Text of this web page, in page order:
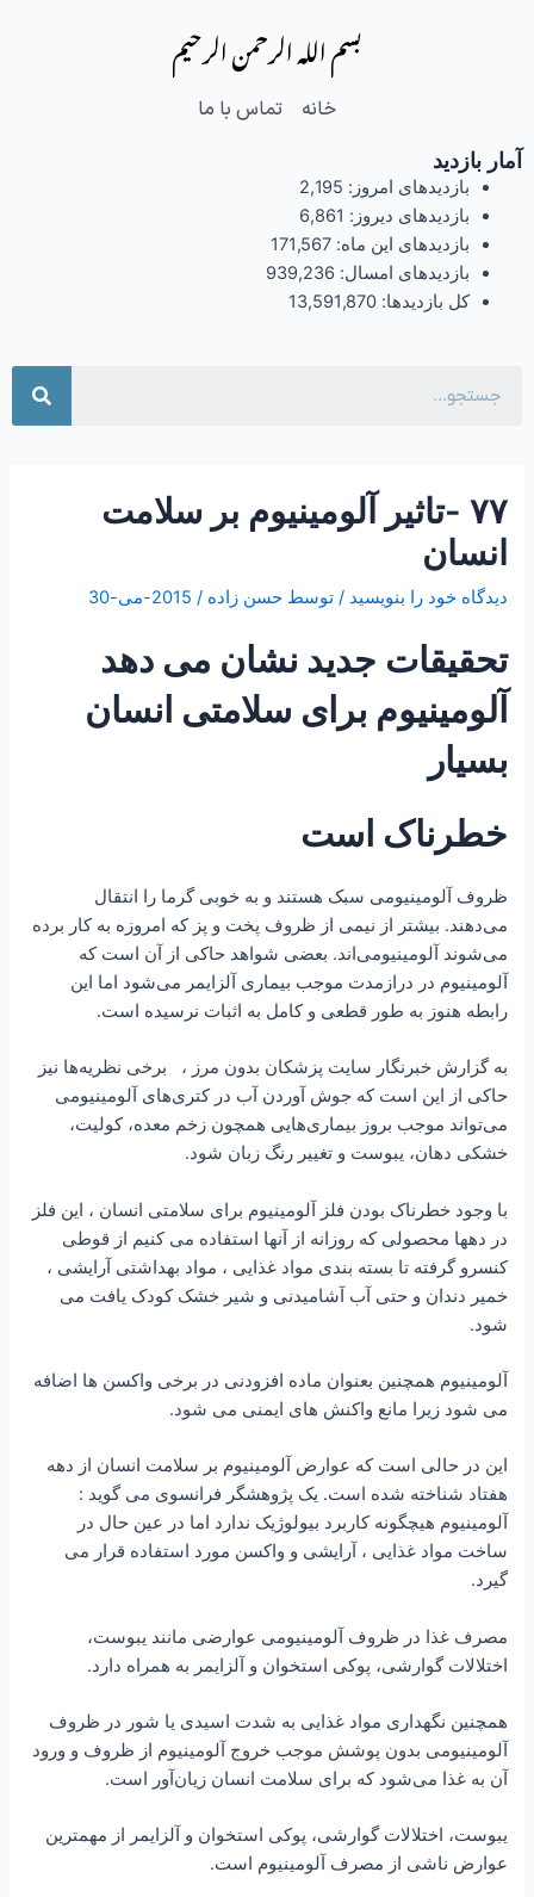
بسم الله الرحمن الرحیم
خانه تماس با ما
آمار بازدید
بازدیدهای امروز: 2,195
بازدیدهای دیروز: 6,861
بازدیدهای این ماه: 171,567
بازدیدهای امسال: 939,236
کل بازدیدها: 13,591,870
۷۷ -تاثیر آلومینیوم بر سلامت
انسان
دیدگاه‌ خود را بنویسید / توسطحسن زاده/ 2015-می-30
تحقیقات جدید نشان می دهد
آلومینیوم برای سلامتی انسان
بسیار
خطرناک است
ظروف آلومینیومی سبک هستند و به خوبی گرما را انتقال
می‌دهند. بیشتر از‌ ‌نیمی از ظروف پخت و پز که امروزه به کار برده
می‌شوند آلومینیومی‌اند. بعضی شواهد حاکی از آن است که
آلومینیوم در درازمدت موجب بیماری آلزایمر ‌می‌شود اما این
رابطه هنوز به طور قطعی و کامل به اثبات نرسیده است.
به گزارش خبرنگار سایت پزشکان بدون مرز ، برخی نظریه‌ها نیز
حاکی از این است که جوش آوردن آب در کتری‌های آلومینیومی‌
‌می‌تواند موجب بروز بیماری‌هایی همچون‌ زخم معده، ‌کولیت،‌
خشکی دهان، یبوست ‌و تغییر رنگ زبان شود.
با وجود خطرناک بودن فلز آلومینیوم برای سلامتی انسان ، این فلز
در دهها محصولی که روزانه از آنها استفاده می کنیم از قوطی
کنسرو گرفته تا بسته بندی مواد غذایی ، مواد بهداشتی آرایشی ،
خمیر دندان و حتی آب آشامیدنی و شیر خشک کودک یافت می
شود.
آلومینیوم همچنین بعنوان ماده افزودنی در برخی واکسن ها اضافه
می شود زیرا مانع واکنش های ایمنی می شود.
این در حالی است که عوارض آلومینیوم بر سلامت انسان از دهه
هفتاد شناخته شده است. یک پژوهشگر فرانسوی می گوید :
آلومینیوم هیچگونه کاربرد بیولوژیک ندارد اما در عین حال در
ساخت مواد غذایی ، آرایشی و واکسن مورد استفاده قرار می
گیرد.
مصرف غذا در ظروف آلومینیومی عوارضی مانند یبوست،
اختلالات گوارشی، پوکی استخوان و آلزایمر به همراه دارد.
همچنین نگهداری مواد غذایی به شدت اسیدی یا شور در ظروف
آلومینیومی بدون پوشش موجب خروج آلومینیوم از ظروف و ورود
آن به غذا می‌شود که برای سلامت انسان زیان‌آور است.
یبوست، اختلالات گوارشی، پوکی استخوان و آلزایمر از مهمترین
عوارض ناشی از مصرف آلومینیوم است.